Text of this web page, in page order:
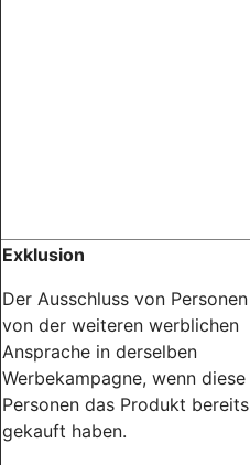
Exklusion
Der Ausschluss von Personen
von der weiteren werblichen
Ansprache in derselben
Werbekampagne, wenn diese
Personen das Produkt bereits
gekauft haben.